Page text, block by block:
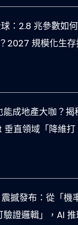
：2.8 兆參數如
2027 規模化生存
成地產大咖？揭
直領域「降維打
撼發布：從「機
證邏輯」，AI